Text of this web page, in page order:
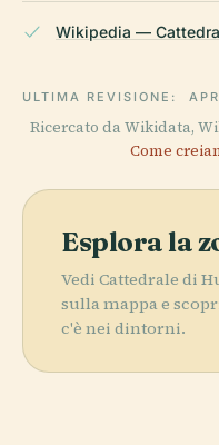
Wikipedia —
ULTIMA REVISIONE:
Ricercato da Wikidata,
Come
Esplora la
Vedi Cattedrale di
sulla mappa e
c'è nei dintorni.